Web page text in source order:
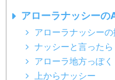
アローラナッシーの
アローラナッシー
ナッシーと言ったら
アローラ地方っぽく
上からナッシー